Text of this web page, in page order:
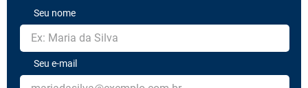
Seu nome
Seu e-mail